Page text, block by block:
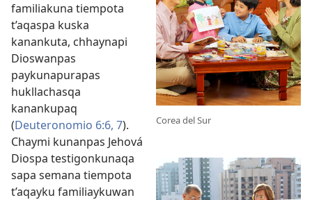
Corea del Sur
familiakuna tiempota
t’aqaspa kuska
kanankuta, chhaynapi
Dioswanpas
paykunapurapas
hukllachasqa
kanankupaq
(Deuteronomio 6:6, 7).
Chaymi kunanpas Jehová
Diospa testigonkunaqa
sapa semana tiempota
t’aqayku familiaykuwan